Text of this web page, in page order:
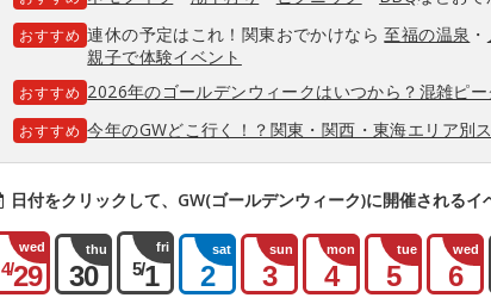
おすすめ 連休の予定はこれ！関東おでかけなら至福の温泉 ・
親子で体験イベント
おすすめ 2026年のゴールデンウィークはいつから？混雑ピ
おすすめ 今年のGWどこ行く！？関東・関西・東海エリア別
日付をクリックして、GW(ゴールデンウィーク)に開催されるイ
wed
4/29
thu
30
fri
5/1
sat
2
sun
3
mon
4
tue
5
wed
6